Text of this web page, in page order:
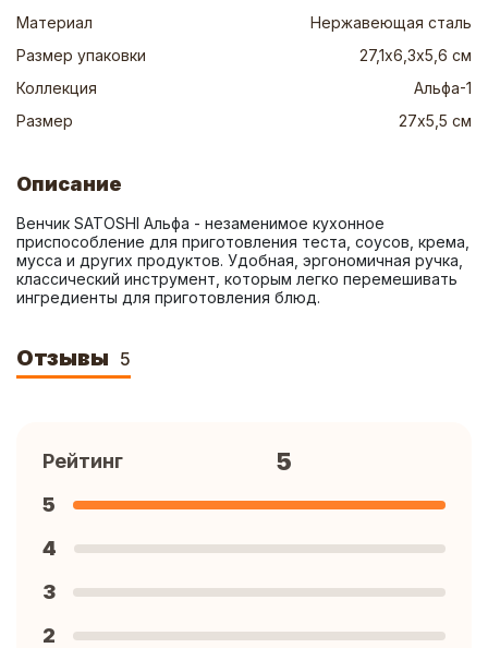
Материал
Нержавеющая сталь
Размер упаковки
27,1х6,3х5,6 см
Коллекция
Альфа-1
Размер
27х5,5 см
Описание
Венчик SATOSHI Альфа - незаменимое кухонное
приспособление для приготовления теста, соусов, крема,
мусса и других продуктов. Удобная, эргономичная ручка,
классический инструмент, которым легко перемешивать
ингредиенты для приготовления блюд.
Отзывы 5
Рейтинг 5
5
4
3
2